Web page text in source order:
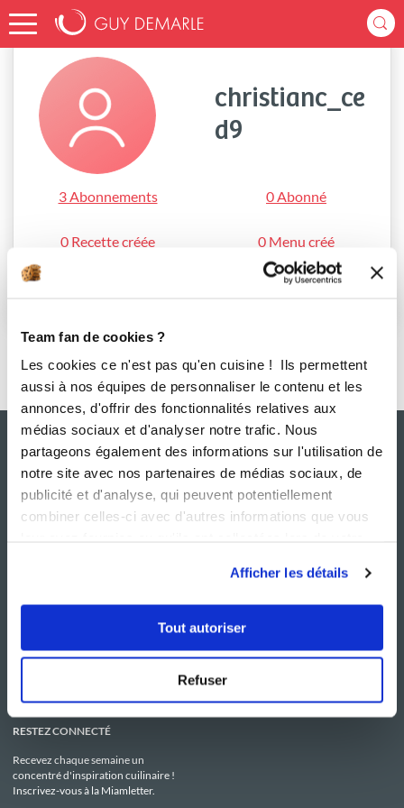
Team fan de cookies ?
Les cookies ce n'est pas qu'en cuisine ! Ils permettent
aussi à nos équipes de personnaliser le contenu et les
annonces, d'offrir des fonctionnalités relatives aux
médias sociaux et d'analyser notre trafic. Nous
partageons également des informations sur l'utilisation de
notre site avec nos partenaires de médias sociaux, de
publicité et d'analyse, qui peuvent potentiellement
combiner celles-ci avec d'autres informations que vous
Afficher les détails
Tout autoriser
Refuser
Accueil christianc_ced9
christianc_ce
d9
3 Abonnements 0 Abonné
0 Recette créée 0 Menu créé
Le Mag'
Boutique
C.G.U
Politique de confidentialité
Utilisation des Cookies
RESTEZ CONNECTÉ
Recevez chaque semaine un
concentré d'inspiration cuilinaire !
Inscrivez-vous à la Miamletter.